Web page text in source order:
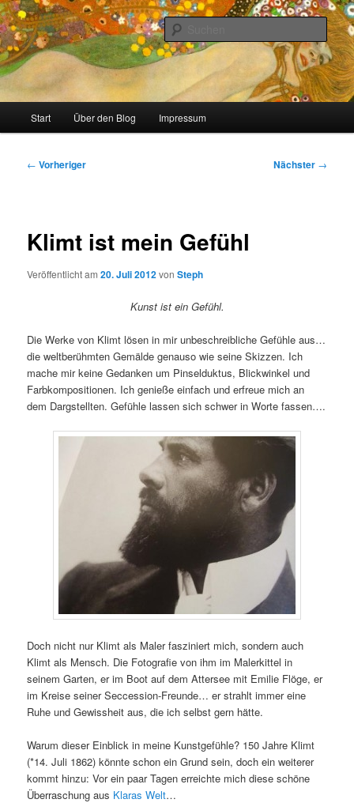
Zum
primären
Inhalt
springenmeinzigartig
Stricken, Nähen und alles was man selber machen kann
Start Über den Blog Impressum
Beitragsnavigation
← Vorheriger Nächster →
Klimt ist mein Gefühl
Veröffentlicht am20. Juli 2012vonSteph
Kunst ist ein Gefühl.
Die Werke von Klimt lösen in mir unbeschreibliche Gefühle aus…
die weltberühmten Gemälde genauso wie seine Skizzen. Ich
mache mir keine Gedanken um Pinselduktus, Blickwinkel und
Farbkompositionen. Ich genieße einfach und erfreue mich an
dem Dargstellten. Gefühle lassen sich schwer in Worte fassen….
Doch nicht nur Klimt als Maler fasziniert mich, sondern auch
Klimt als Mensch. Die Fotografie von ihm im Malerkittel in
seinem Garten, er im Boot auf dem Attersee mit Emilie Flöge, er
im Kreise seiner Seccession-Freunde… er strahlt immer eine
Ruhe und Gewissheit aus, die ich selbst gern hätte.
Warum dieser Einblick in meine Kunstgefühle? 150 Jahre Klimt
(*14. Juli 1862) könnte schon ein Grund sein, doch ein weiterer
kommt hinzu: Vor ein paar Tagen erreichte mich diese schöne
Überraschung aus Klaras Welt…